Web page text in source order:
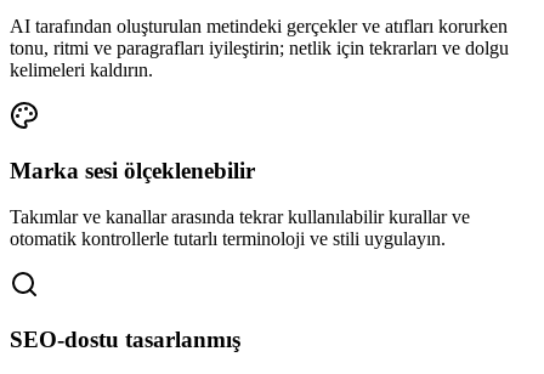
AI tarafından oluşturulan metindeki gerçekler ve atıfları korurken
tonu, ritmi ve paragrafları iyileştirin; netlik için tekrarları ve dolgu
kelimeleri kaldırın.
Marka sesi ölçeklenebilir
Takımlar ve kanallar arasında tekrar kullanılabilir kurallar ve
otomatik kontrollerle tutarlı terminoloji ve stili uygulayın.
SEO-dostu tasarlanmış